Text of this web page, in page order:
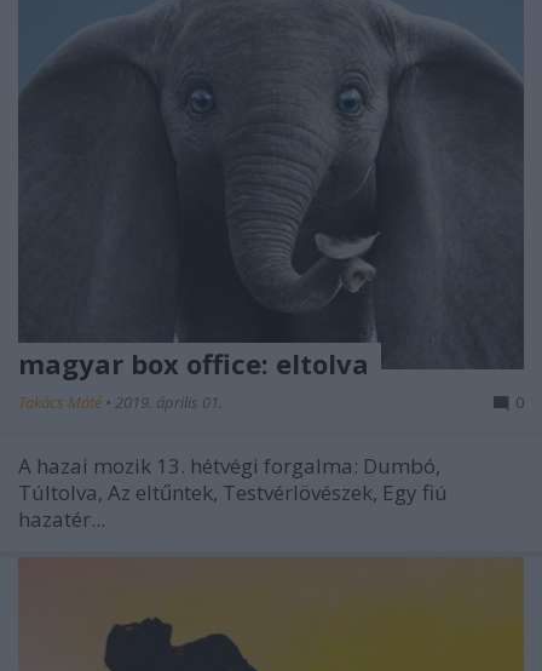
magyar box office: eltolva
Takács Máté • 2019. április 01. 0
A hazai mozik 13. hétvégi forgalma: Dumbó,
Túltolva, Az eltűntek, Testvérlövészek, Egy fiú
hazatér...